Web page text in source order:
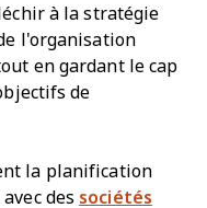
à la stratégie
l'organisation
en gardant le cap
de
la planification
des sociétés